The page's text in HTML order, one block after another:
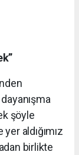
şöyle
aldığımız
birlikte